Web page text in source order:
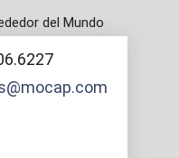
del Mundo
mocap.com